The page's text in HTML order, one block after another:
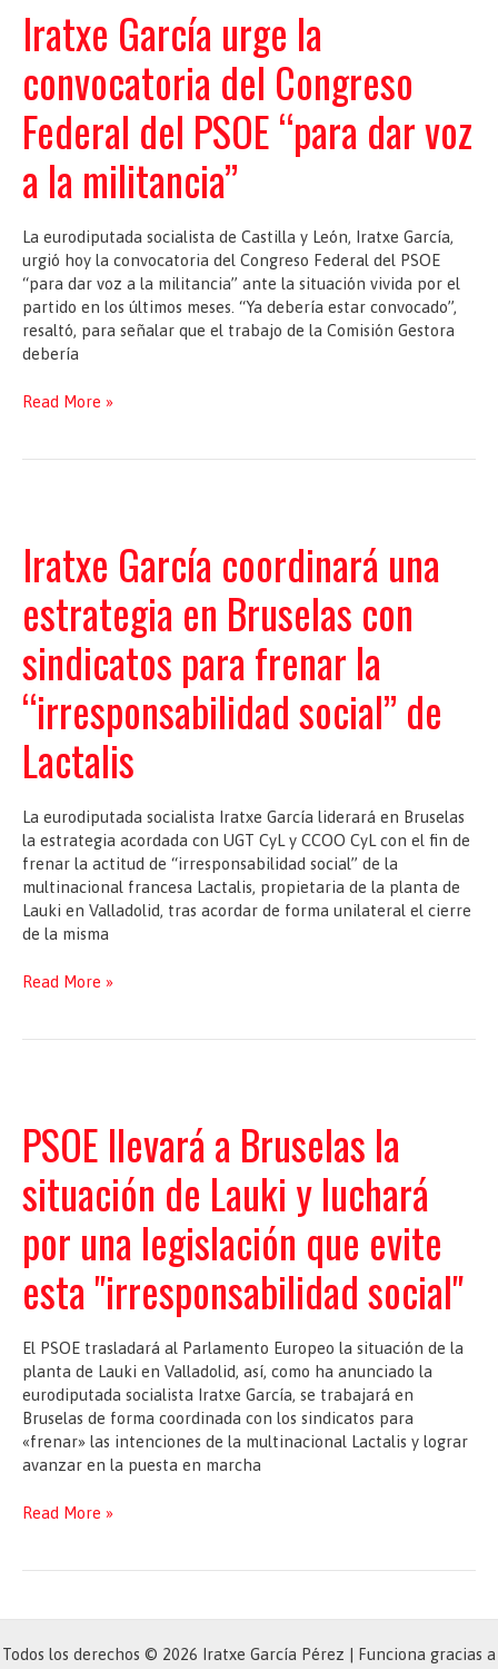
de
Responsabilidad
Social
Empresarial
Iratxe García urge la
convocatoria del Congreso
Federal del PSOE “para dar voz
a la militancia”
La eurodiputada socialista de Castilla y León, Iratxe García,
urgió hoy la convocatoria del Congreso Federal del PSOE
“para dar voz a la militancia” ante la situación vivida por el
partido en los últimos meses. “Ya debería estar convocado”,
resaltó, para señalar que el trabajo de la Comisión Gestora
debería
Iratxe
Federal
del
PSOE
“para
dar
voz
a
militancia”
Read More »
Iratxe García coordinará una
estrategia en Bruselas con
sindicatos para frenar la
“irresponsabilidad social” de
Lactalis
La eurodiputada socialista Iratxe García liderará en Bruselas
la estrategia acordada con UGT CyL y CCOO CyL con el fin de
frenar la actitud de “irresponsabilidad social” de la
multinacional francesa Lactalis, propietaria de la planta de
Lauki en Valladolid, tras acordar de forma unilateral el cierre
de la misma
Iratxe
con
sindicatos
para
frenar
la
“irresponsabilidad
social”
de
Read More »
PSOE llevará a Bruselas la
situación de Lauki y luchará
por una legislación que evite
esta "irresponsabilidad social"
El PSOE trasladará al Parlamento Europeo la situación de la
planta de Lauki en Valladolid, así, como ha anunciado la
eurodiputada socialista Iratxe García, se trabajará en
Bruselas de forma coordinada con los sindicatos para
«frenar» las intenciones de la multinacional Lactalis y lograr
avanzar en la puesta en marcha
PSOE
de
Read More »
Todos los derechos © 2026 Iratxe García Pérez | Funciona gracias a